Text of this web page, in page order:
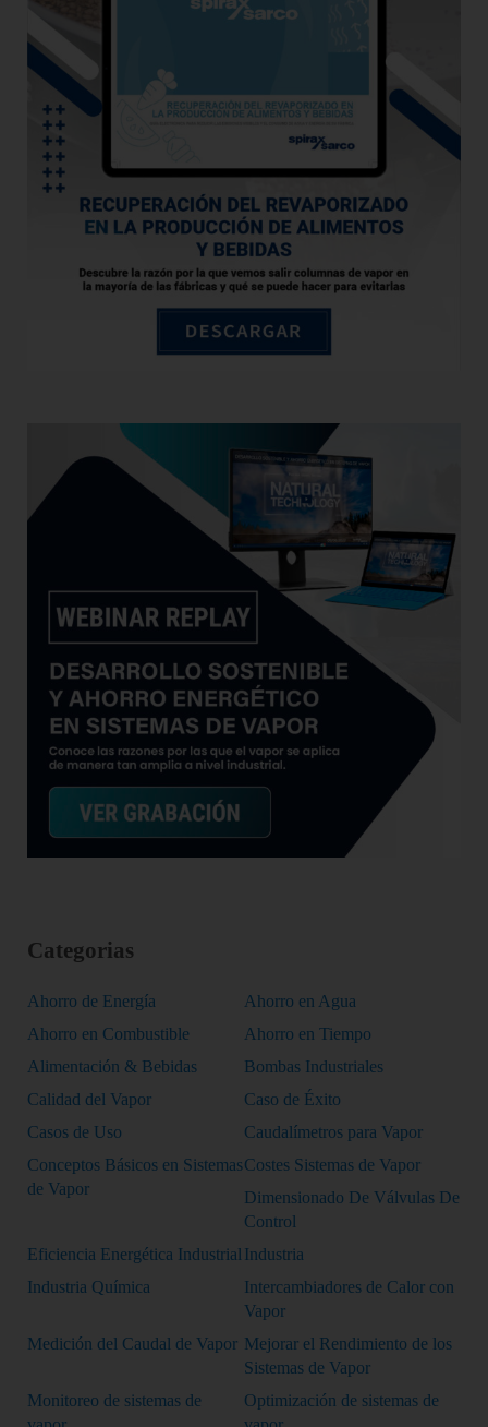
Categorias
Ahorro de Energía
Ahorro en Agua
Ahorro en Combustible
Ahorro en Tiempo
Alimentación & Bebidas
Bombas Industriales
Calidad del Vapor
Caso de Éxito
Casos de Uso
Caudalímetros para Vapor
Conceptos Básicos en Sistemas
de Vapor
Costes Sistemas de Vapor
Dimensionado De Válvulas De
Control
Eficiencia Energética Industrial Industria
Industria Química
Intercambiadores de Calor con
Vapor
Medición del Caudal de Vapor Mejorar el Rendimiento de los
Sistemas de Vapor
Monitoreo de sistemas de
Optimización de sistemas de